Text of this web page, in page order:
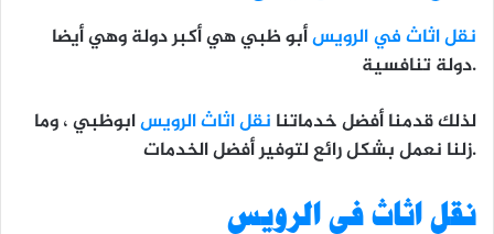
نقل اثاث في الرويسأبو ظبي هي أكبر دولة وهي أيضا
دولة تنافسية.
لذلك قدمنا ​​أفضل خدماتنا نقل اثاث الرويسابوظبي ، وما
زلنا نعمل بشكل رائع لتوفير أفضل الخدمات.
نقل اثاث في الرويس